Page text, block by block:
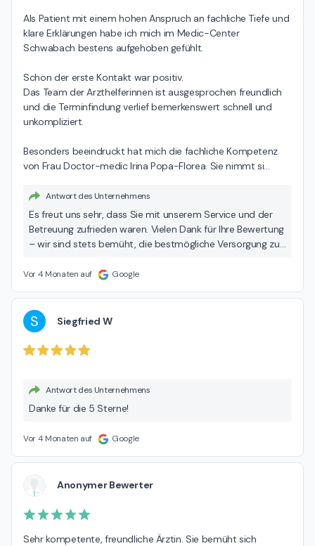
Als Patient mit einem hohen Anspruch an fachliche Tiefe und
klare Erklärungen habe ich mich im Medic-Center
Schwabach bestens aufgehoben gefühlt.
Schon der erste Kontakt war positiv.
Das Team der Arzthelferinnen ist ausgesprochen freundlich
und die Terminfindung verlief bemerkenswert schnell und
unkompliziert.
Besonders beeindruckt hat mich die fachliche Kompetenz
von Frau Doctor-medic Irina Popa-Florea. Sie nimmt si…
Antwort des Unternehmens
Es freut uns sehr, dass Sie mit unserem Service und der
Betreuung zufrieden waren. Vielen Dank für Ihre Bewertung
– wir sind stets bemüht, die bestmögliche Versorgung zu
Vor 4 Monaten auf Google
S Siegfried W
Antwort des Unternehmens
Danke für die 5 Sterne!
Vor 4 Monaten auf Google
Anonymer Bewerter
Sehr kompetente, freundliche Ärztin. Sie bemüht sich